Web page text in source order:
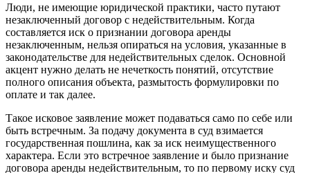
Люди, не имеющие юридической практики, часто путают
незаключенный договор с недействительным. Когда
составляется иск о признании договора аренды
незаключенным, нельзя опираться на условия, указанные в
законодательстве для недействительных сделок. Основной
акцент нужно делать не нечеткость понятий, отсутствие
полного описания объекта, размытость формулировки по
оплате и так далее.
Такое исковое заявление может подаваться само по себе или
быть встречным. За подачу документа в суд взимается
государственная пошлина, как за иск неимущественного
характера. Если это встречное заявление и было признание
договора аренды недействительным, то по первому иску суд